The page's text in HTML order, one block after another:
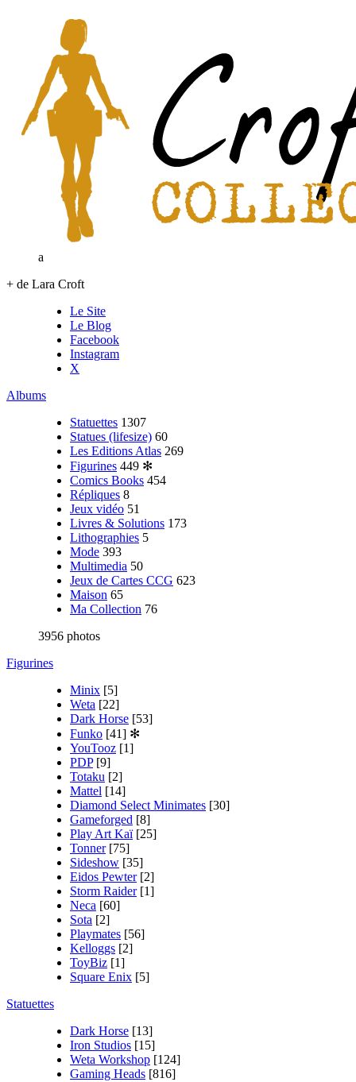
a
+ de Lara Croft
Le Site
Le Blog
Facebook
Instagram
X
Albums
Statuettes 1307
Statues (lifesize) 60
Les Editions Atlas 269
Figurines 449 ✻
Comics Books 454
Répliques 8
Jeux vidéo 51
Livres & Solutions 173
Lithographies 5
Mode 393
Multimedia 50
Jeux de Cartes CCG 623
Maison 65
Ma Collection 76
3956 photos
Figurines
Minix [5]
Weta [22]
Dark Horse [53]
Funko [41] ✻
YouTooz [1]
PDP [9]
Totaku [2]
Mattel [14]
Diamond Select Minimates [30]
Gameforged [8]
Play Art Kaï [25]
Tonner [75]
Sideshow [35]
Eidos Pewter [2]
Storm Raider [1]
Neca [60]
Sota [2]
Playmates [56]
Kelloggs [2]
ToyBiz [1]
Square Enix [5]
Statuettes
Dark Horse [13]
Iron Studios [15]
Weta Workshop [124]
Gaming Heads [816]